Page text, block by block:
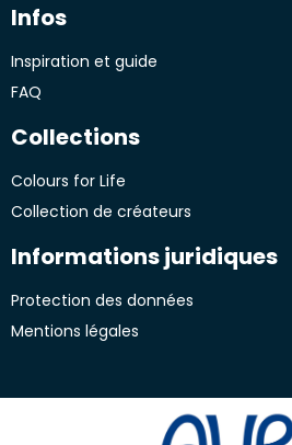
Infos
Inspiration et guide
FAQ
Collections
Colours for Life
Collection de créateurs
Informations juridiques
Protection des données
Mentions légales